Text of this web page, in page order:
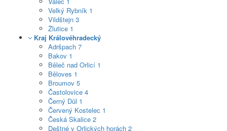
Velký Rybník 1
Vildštejn 3
Žlutice 1
Kraj Královéhradecký
Adršpach 7
Bakov 1
Běleč nad Orlicí 1
Běloves 1
Broumov 5
Častolovice 4
Černý Důl 1
Červený Kostelec 1
Česká Skalice 2
Deštné v Orlických horách 2